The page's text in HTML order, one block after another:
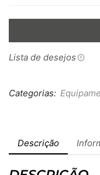
Lista de desejos
Categorias:
Descrição